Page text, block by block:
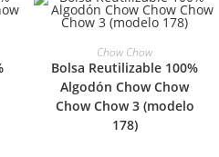
SELECCIONAR OPCIONES
Chow Chow
Bolsa Reutilizable 100%
Algodón Chow Chow
Chow Chow 3 (modelo
178)